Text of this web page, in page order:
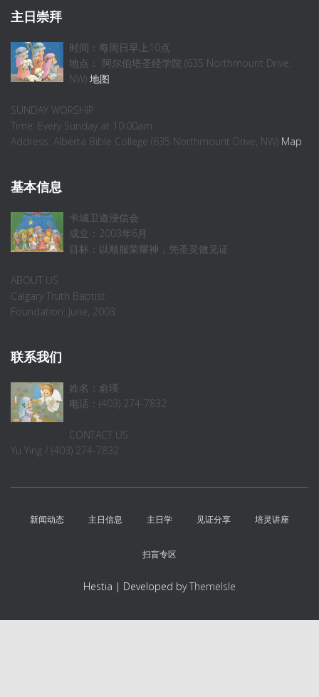
主日崇拜
时间：每周日早上10点
地点： 阿尔伯塔圣经学院 (635 Northmount Drive,
NW) 地图
SUNDAY WORSHIP
Time: Every Sunday at 10:00am
Address: Alberta Bible College (635 Northmount Drive, NW) Map
基本信息
卡城卫道浸信会
成立：2003年6月
目标：以顺服荣耀神，凭圣灵做见证
ABOUT US
Calgary Truth Baptist
Foundation: June, 2003
联系我们
姓名：俞瑛
电话：(403) 274-7832
CONTACT US
Yu Ying / (403) 274-7832
新闻动态 主日信息 主日学 见证分享 培灵讲座
扫盲专区
Hestia | Developed byThemeIsle